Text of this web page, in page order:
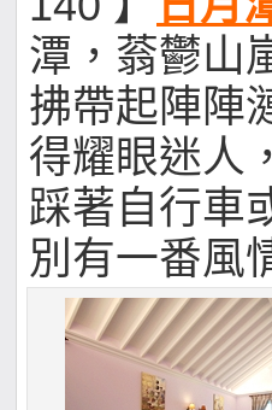
潭，蓊鬱山
拂帶起陣陣
得耀眼迷人
踩著自行車
別有一番風